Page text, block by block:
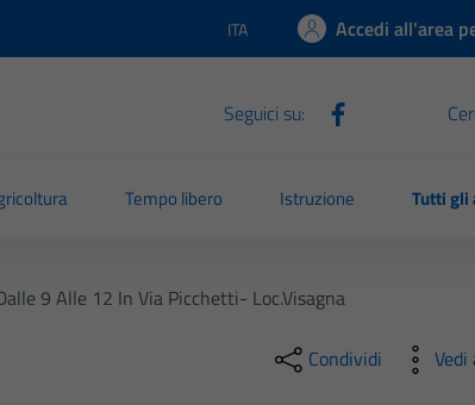
Lingua attiva:
ITA Accedi all'area
Seguici su:
Tempo libero Istruzione Tutti gli
9 Alle 12 In Via Picchetti- Loc.visagna
Condividi Vedi